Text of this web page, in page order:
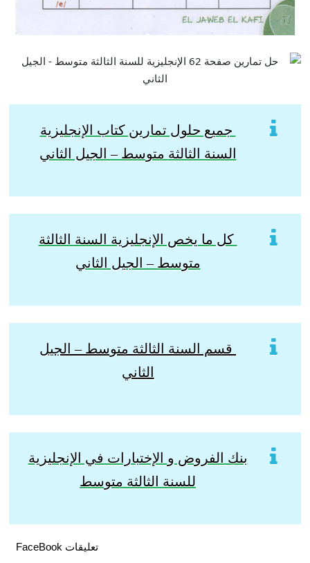
جميع حلول تمارين كتاب الإنجليزية
السنة الثالثة متوسط – الجيل الثاني
كل ما يخص الإنجليزية السنة الثالثة
متوسط – الجيل الثاني
قسم السنة الثالثة متوسط – الجيل
الثاني
بنك الفروض و الإختبارات في الإنجليزية
للسنة الثالثة متوسط
تعليقات FaceBook